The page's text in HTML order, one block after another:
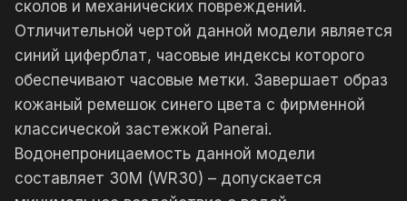
сколов и механических повреждений.
Отличительной чертой данной модели является
синий циферблат, часовые индексы которого
обеспечивают часовые метки. Завершает образ
кожаный ремешок синего цвета с фирменной
классической застежкой Panerai.
Водонепроницаемость данной модели
составляет 30М (WR30) – допускается